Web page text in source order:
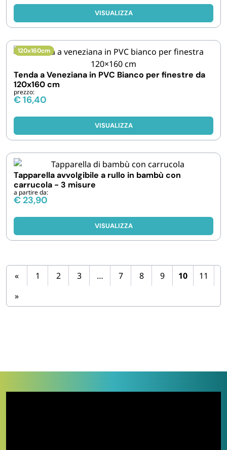
VISUALIZZA
120x160cm
Tenda a Veneziana in PVC Bianco per finestre da
120x160 cm
prezzo:
€16,40
VISUALIZZA
Tapparella avvolgibile a rullo in bambù con
carrucola - 3 misure
a partire da:
€ 23,90
VISUALIZZA
« 1 2 3 … 7 8 9 10
11
»